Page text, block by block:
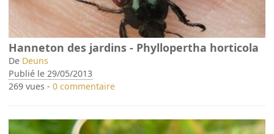
Hanneton des jardins - Phyllopertha horticola
De Deuns
Publié le 29/05/2013
269 vues -0 commentaire